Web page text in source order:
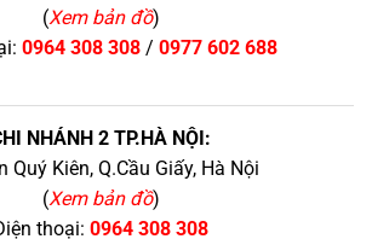
(Xem bản đồ)
0964 308 308/ 0977 602 688
NHÁNH 2 TP.HÀ NỘI:
Quý Kiên, Q.Cầu Giấy, Hà Nội
(Xem bản đồ)
thoại: 0964 308 308